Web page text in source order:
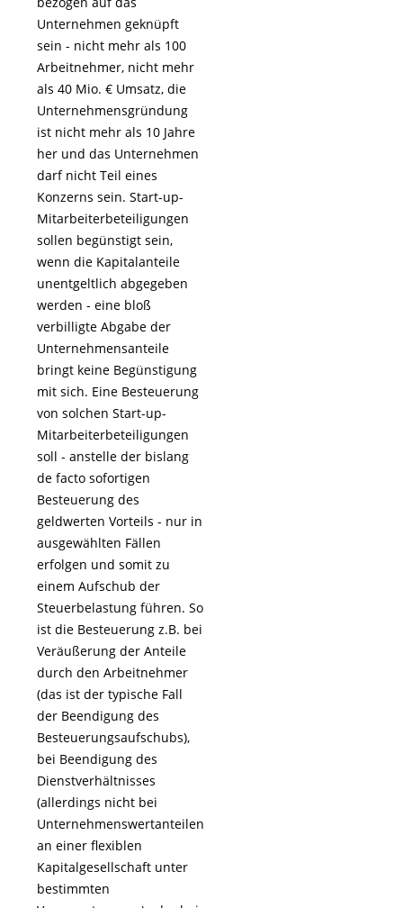
Unternehmen geknüpft
sein - nicht mehr als 100
Arbeitnehmer, nicht mehr
als 40 Mio. € Umsatz, die
Unternehmensgründung
ist nicht mehr als 10 Jahre
her und das Unternehmen
darf nicht Teil eines
Konzerns sein. Start-up-
Mitarbeiterbeteiligungen
sollen begünstigt sein,
wenn die Kapitalanteile
unentgeltlich abgegeben
werden - eine bloß
verbilligte Abgabe der
Unternehmensanteile
bringt keine Begünstigung
mit sich. Eine Besteuerung
von solchen Start-up-
Mitarbeiterbeteiligungen
soll - anstelle der bislang
de facto sofortigen
Besteuerung des
geldwerten Vorteils - nur in
ausgewählten Fällen
erfolgen und somit zu
einem Aufschub der
Steuerbelastung führen. So
ist die Besteuerung z.B. bei
Veräußerung der Anteile
durch den Arbeitnehmer
(das ist der typische Fall
der Beendigung des
Besteuerungsaufschubs),
bei Beendigung des
Dienstverhältnisses
(allerdings nicht bei
Unternehmenswertanteilen
an einer flexiblen
Kapitalgesellschaft unter
bestimmten